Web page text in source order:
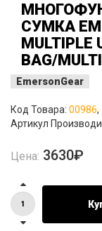
СУМКА
MULTIPLE
BAG/
EmersonGear
Код Товара: 00986,
Артикул
Цена: 3630₽